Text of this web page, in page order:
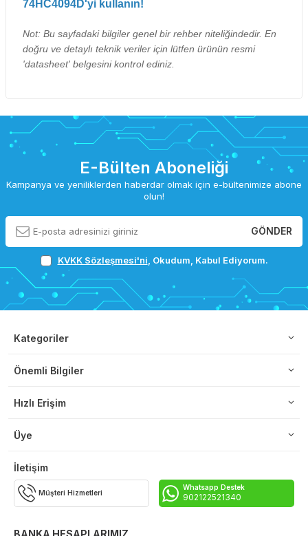
74HC4094D'yi kullanın!
Not: Bu sayfadaki bilgiler genel bir rehber niteliğindedir. En
doğru ve detaylı teknik veriler için lütfen ürünün resmi
'datasheet' belgesini kontrol ediniz.
E-Bülten Aboneliği
Kampanya ve yeniliklerden haberdar olmak için e-bültenimize abone
olun!
GÖNDER
KVKK Sözleşmesi'ni , Okudum, Kabul Ediyorum.
Kategoriler
Önemli Bilgiler
Hızlı Erişim
Üye
İletişim
Müşteri Hizmetleri
Whatsapp Destek
902122521340
BANKA HESAPLARIMIZ